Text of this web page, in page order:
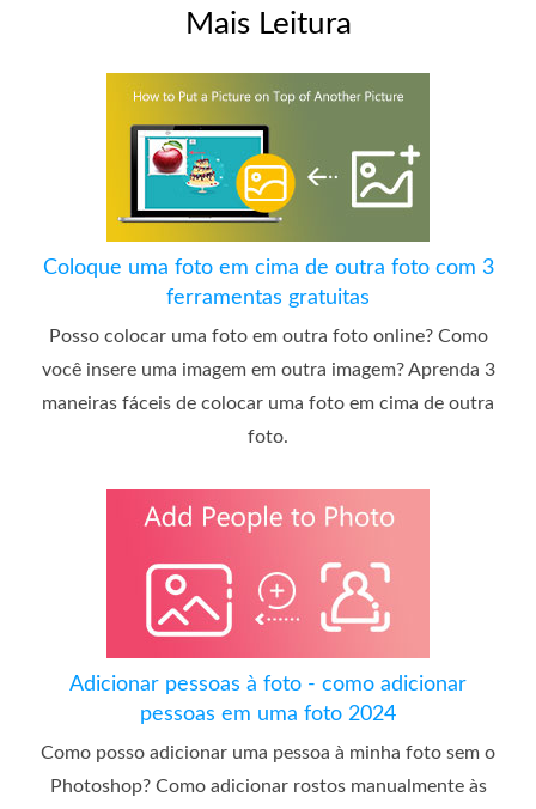
Mais Leitura
Coloque uma foto em cima de outra foto com 3
ferramentas gratuitas
Posso colocar uma foto em outra foto online? Como
você insere uma imagem em outra imagem? Aprenda 3
maneiras fáceis de colocar uma foto em cima de outra
foto.
Adicionar pessoas à foto - como adicionar
pessoas em uma foto 2024
Como posso adicionar uma pessoa à minha foto sem o
Photoshop? Como adicionar rostos manualmente às